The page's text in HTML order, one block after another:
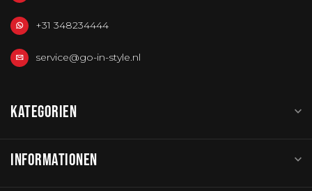
+31 348234444
service@go-in-style.nl
KATEGORIEN
INFORMATIONEN